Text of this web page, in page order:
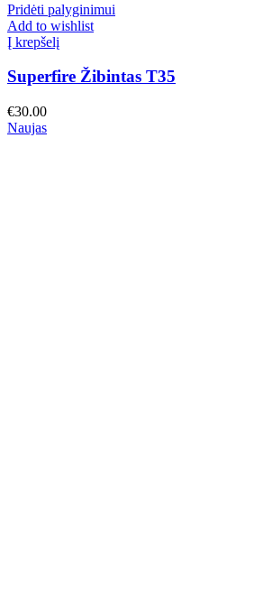
Pridėti palyginimui
Add to wishlist
Į krepšelį
Superfire Žibintas T35
€30.00
Naujas